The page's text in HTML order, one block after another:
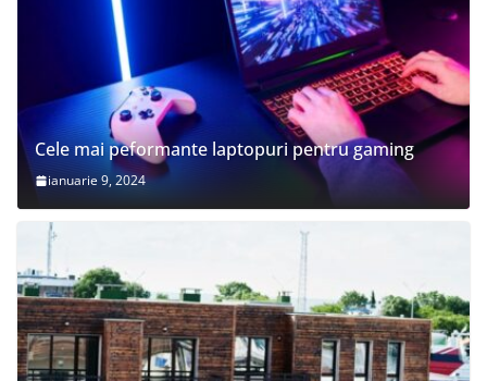
Cele mai peformante laptopuri pentru gaming
ianuarie 9, 2024